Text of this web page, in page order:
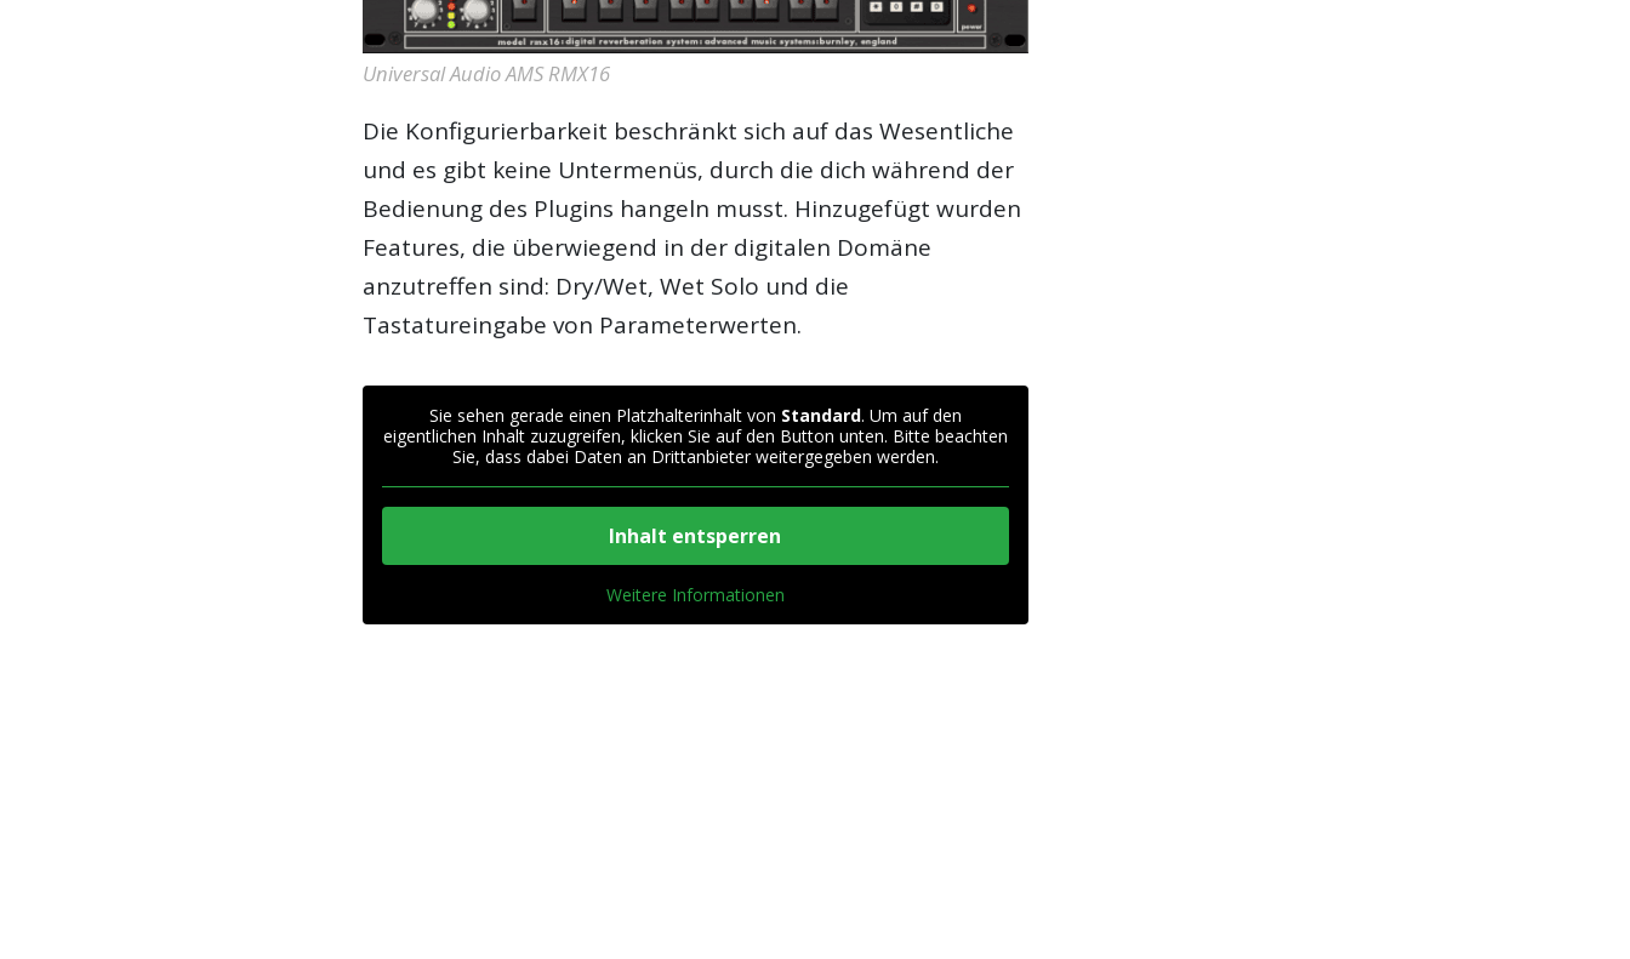
Universal Audio AMS RMX16
Die Konfigurierbarkeit beschränkt sich auf das Wesentliche
und es gibt keine Untermenüs, durch die dich während der
Bedienung des Plugins hangeln musst. Hinzugefügt wurden
Features, die überwiegend in der digitalen Domäne
anzutreffen sind: Dry/Wet, Wet Solo und die
Tastatureingabe von Parameterwerten.
Sie sehen gerade einen Platzhalterinhalt von Standard. Um auf den
eigentlichen Inhalt zuzugreifen, klicken Sie auf den Button unten. Bitte beachten
Sie, dass dabei Daten an Drittanbieter weitergegeben werden.
Inhalt entsperren
Weitere Informationen